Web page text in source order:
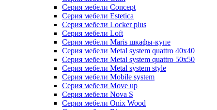
Серия мебели Concept
Серия мебели Estetica
Серия мебели Locker plus
Серия мебели Loft
Серия мебели Maris шкафы-купе
Серия мебели Metal system quattro 40x40
Серия мебели Metal system quattro 50x50
Серия мебели Metal system style
Серия мебели Mobile system
Серия мебели Move up
Серия мебели Nova S
Серия мебели Onix Wood